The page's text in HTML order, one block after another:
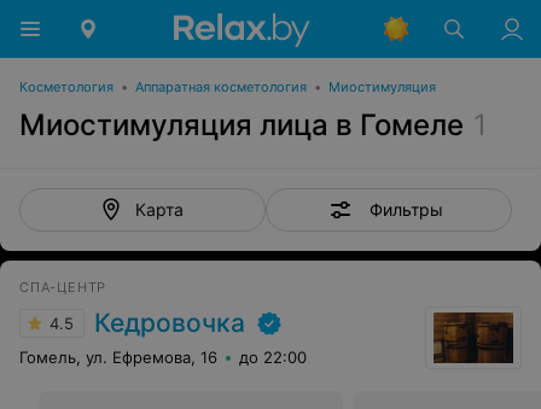
Косметология • Аппаратная косметология • Миостимуляция
Миостимуляция лица в Гомеле 1
Карта Фильтры
СПА-ЦЕНТР
4.5 Кедровочка
Гомель, ул. Ефремова, 16 до 22:00